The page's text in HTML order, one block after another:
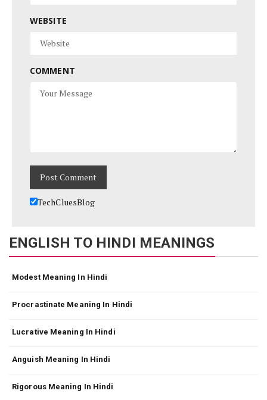
WEBSITE
COMMENT
TechCluesBlog
ENGLISH TO HINDI MEANINGS
Modest Meaning In Hindi
Procrastinate Meaning In Hindi
Lucrative Meaning In Hindi
Anguish Meaning In Hindi
Rigorous Meaning In Hindi